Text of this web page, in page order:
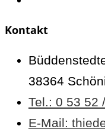
Kontakt
38364
Tel.: 0 53 52
E-Mail: